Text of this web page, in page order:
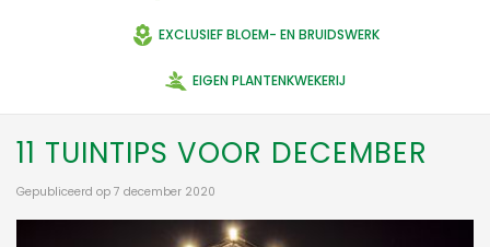
EXCLUSIEF BLOEM- EN BRUIDSWERK
EIGEN PLANTENKWEKERIJ
11 TUINTIPS VOOR DECEMBER
Gepubliceerd op 7 december 2020